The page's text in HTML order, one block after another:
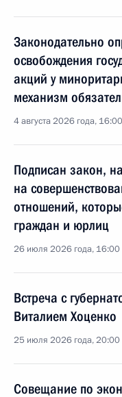
Законодательно
освобождения
акций у
механизм
4 августа 2026 года, 16:00
Подписан закон,
на
отношений,
граждан и юрлиц
26 июля 2026 года, 16:00
Встреча с
Виталием Хоценко
25 июля 2026 года, 20:00
Совещание по